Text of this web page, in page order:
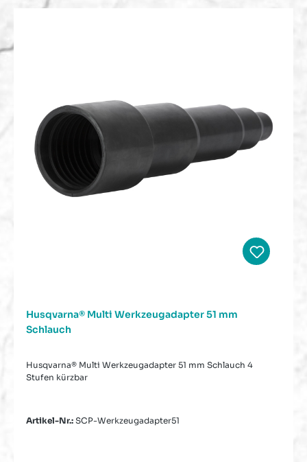
Husqvarna® Multi Werkzeugadapter 51 mm
Schlauch
Husqvarna® Multi Werkzeugadapter 51 mm Schlauch 4
Stufen kürzbar
Artikel-Nr.: SCP-Werkzeugadapter51